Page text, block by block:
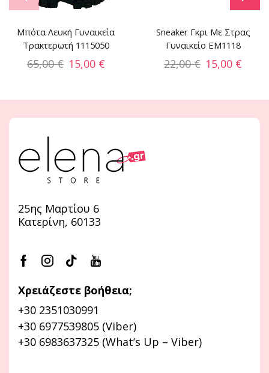
Μπότα Λευκή Γυναικεία
Τρακτερωτή 1115050
65,00€ 15,00 €
Sneaker Γκρι Με Στρας
Γυναικείο EM1118
22,00€ 15,00 €
25ης Μαρτίου 6
Κατερίνη, 60133
Χρειάζεστε βοήθεια;
+30 2351030991
+30 6977539805 (Viber)
+30 6983637325 (What’s Up – Viber)